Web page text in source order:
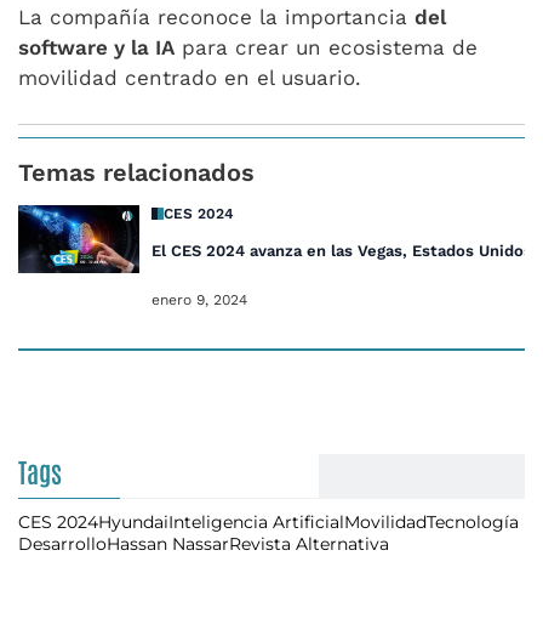
La compañía reconoce la importancia del
software y la IA para crear un ecosistema de
movilidad centrado en el usuario.
Temas relacionados
CES 2024
El CES 2024 avanza en las Vegas, Estados Unidos
enero 9, 2024
Tags
CES 2024HyundaiInteligencia ArtificialMovilidadTecnología
DesarrolloHassan NassarRevista Alternativa